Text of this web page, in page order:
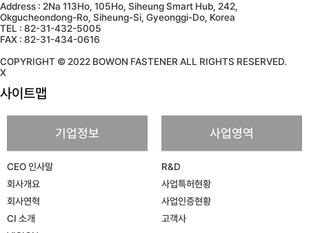
Address : 2Na 113Ho, 105Ho, Siheung Smart Hub, 242,
Okgucheondong-Ro, Siheung-Si, Gyeonggi-Do, Korea
TEL : 82-31-432-5005
FAX : 82-31-434-0616
COPYRIGHT © 2022 BOWON FASTENER ALL RIGHTS RESERVED.
X
사이트맵
기업정보
CEO 인사말
회사개요
회사연혁
CI 소개
사업영역
R&D
사업특허현황
사업인증현황
고객사